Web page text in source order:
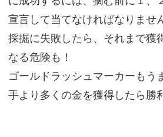
宣言して当てなければなりませ
採掘に失敗したら、それまで獲
なる危険も！
ゴールドラッシュマーカーもう
手より多くの金を獲得したら勝